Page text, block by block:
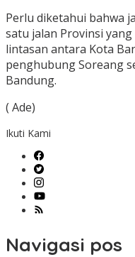
Perlu diketahui bahwa
satu jalan Provinsi
lintasan antara Kota
penghubung Soreang
Bandung.
( Ade)
Ikuti Kami
Navigasi pos